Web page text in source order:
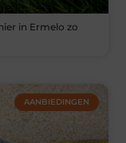
in Ermelo zo
AANBIEDINGEN